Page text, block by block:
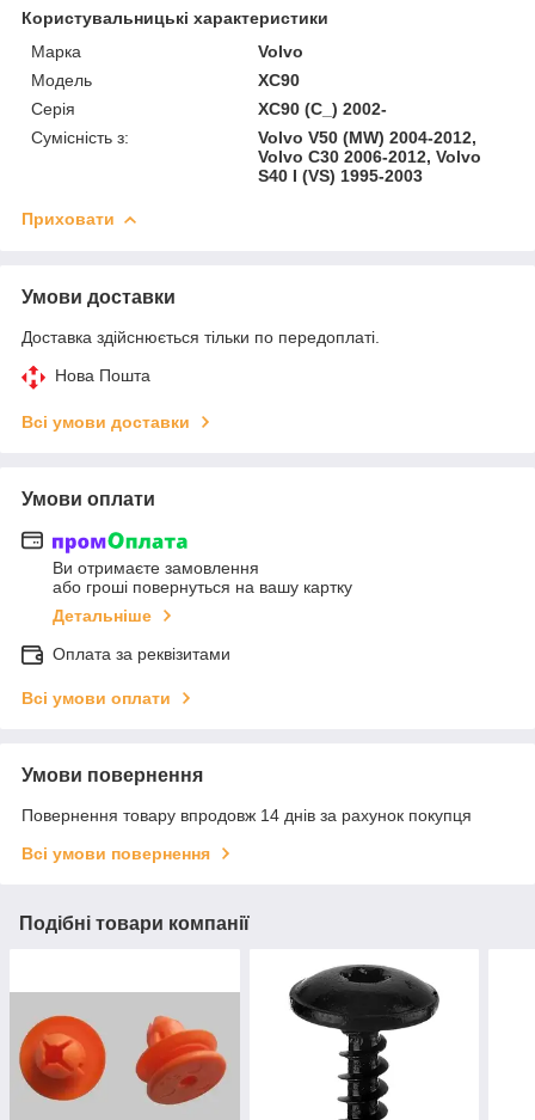
Користувальницькі характеристики
Марка
Volvo
Модель
XC90
Серія
XC90 (C_) 2002-
Сумісність з:
Volvo V50 (MW) 2004-2012,
Volvo C30 2006-2012, Volvo
S40 I (VS) 1995-2003
Приховати
Умови доставки
Доставка здійснюється тільки по передоплаті.
Нова Пошта
Всі умови доставки
Умови оплати
Ви отримаєте замовлення
або гроші повернуться на вашу картку
Детальніше
Оплата за реквізитами
Всі умови оплати
Умови повернення
Повернення товару впродовж 14 днів за рахунок покупця
Всі умови повернення
Подібні товари компанії